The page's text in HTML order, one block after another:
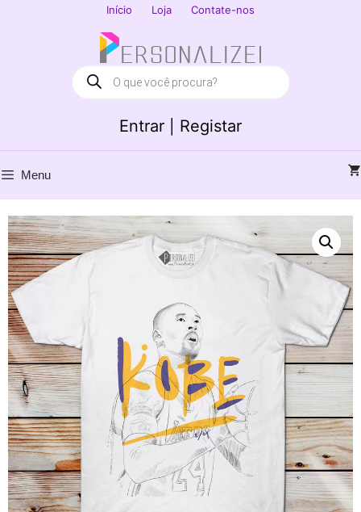
Início Loja Contate-nos
Entrar | Registar
Products
search
Menu